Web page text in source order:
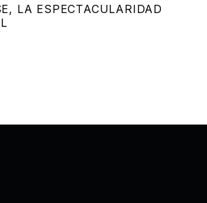
LA ESPECTACULARIDAD